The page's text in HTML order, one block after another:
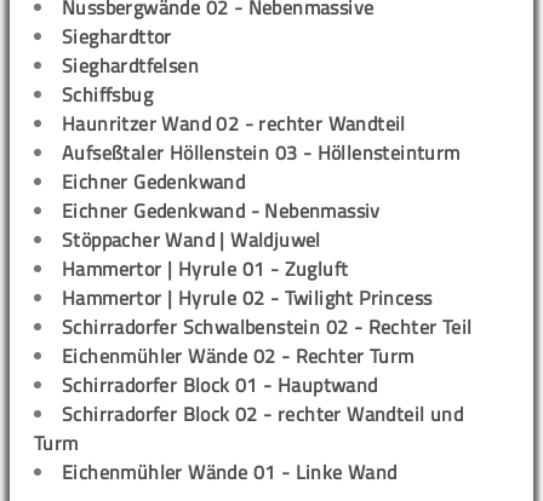
Nussbergwände 02 - Nebenmassive
Sieghardttor
Sieghardtfelsen
Schiffsbug
Haunritzer Wand 02 - rechter Wandteil
Aufseßtaler Höllenstein 03 - Höllensteinturm
Eichner Gedenkwand
Eichner Gedenkwand - Nebenmassiv
Stöppacher Wand | Waldjuwel
Hammertor | Hyrule 01 - Zugluft
Hammertor | Hyrule 02 - Twilight Princess
Schirradorfer Schwalbenstein 02 - Rechter Teil
Eichenmühler Wände 02 - Rechter Turm
Schirradorfer Block 01 - Hauptwand
Schirradorfer Block 02 - rechter Wandteil und
Turm
Eichenmühler Wände 01 - Linke Wand